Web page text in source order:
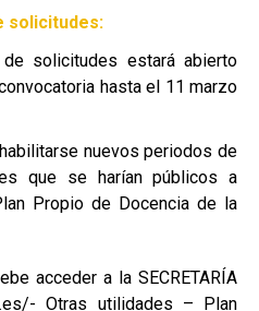
solicitudes:
solicitudes estará abierto
hasta el 11 marzo
nuevos periodos de
que se harían públicos a
Propio de Docencia de la
acceder a la SECRETARÍA
- Otras utilidades – Plan